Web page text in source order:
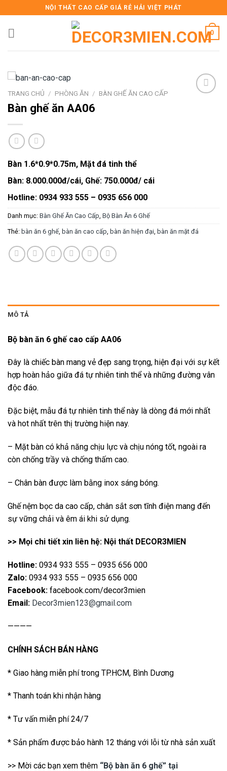
to
content
NỘI THẤT CAO CẤP GIÁ RẺ HẢI VIỆT PHÁT
0
TRANG CHỦ / PHÒNG ĂN / BÀN GHẾ ĂN CAO CẤP
Bàn ghế ăn AA06
Bàn 1.6*0.9*0.75m, Mặt đá tinh thể
Bàn: 8.000.000đ/cái, Ghế: 750.000đ/ cái
Hotline: 0934 933 555 – 0935 656 000
Danh mục: Bàn Ghế Ăn Cao Cấp Bộ Bàn Ăn 6 Ghế
Thẻ: bàn ăn 6 ghế, bàn ăn cao cấp bàn ăn hiện đại bàn ăn mặt đá
MÔ TẢ
Bộ bàn ăn 6 ghế cao cấp AA06
Đây là chiếc bàn mang vẻ đẹp sang trọng, hiện đại với sự kết
hợp hoàn hảo giữa đá tự nhiên tinh thể và những đường vân
độc đáo.
Đặc biệt, mẫu đá tự nhiên tinh thể này là dòng đá mới nhất
và hot nhất trên thị trường hiện nay.
– Mặt bàn có khả năng chịu lực và chịu nóng tốt, ngoài ra
còn chống trầy và chống thấm cao.
– Chân bàn được làm bằng inox sáng bóng.
Ghế nệm bọc da cao cấp, chân sắt sơn tĩnh điện mang đến
sự vững chải và êm ái khi sử dụng.
>> Mọi chi tiết xin liên hệ: Nội thất DECOR3MIEN
Hotline: 0934 933 555 – 0935 656 000
Zalo: 0934 933 555 – 0935 656 000
Facebook: facebook.com/decor3mien
Email: Decor3mien123@gmail.com
————
CHÍNH SÁCH BÁN HÀNG
* Giao hàng miễn phí trong TP.HCM, Bình Dương
* Thanh toán khi nhận hàng
* Tư vấn miễn phí 24/7
* Sản phẩm được bảo hành 12 tháng với lỗi từ nhà sản xuất
>> Mời các bạn xem thêm “Bộ bàn ăn 6 ghế” tại